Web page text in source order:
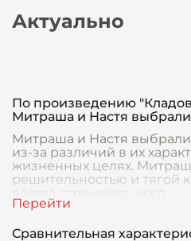
Актуально
По произведению
Митраша и Настя
Митраша и Настя
из-за различий в их
жизненных целях.
решительностью и тягой
Сравнительная